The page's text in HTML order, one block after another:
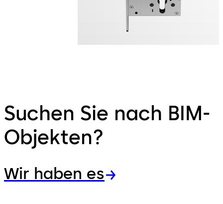
Suchen Sie nach BIM-
Objekten?
Wir haben es